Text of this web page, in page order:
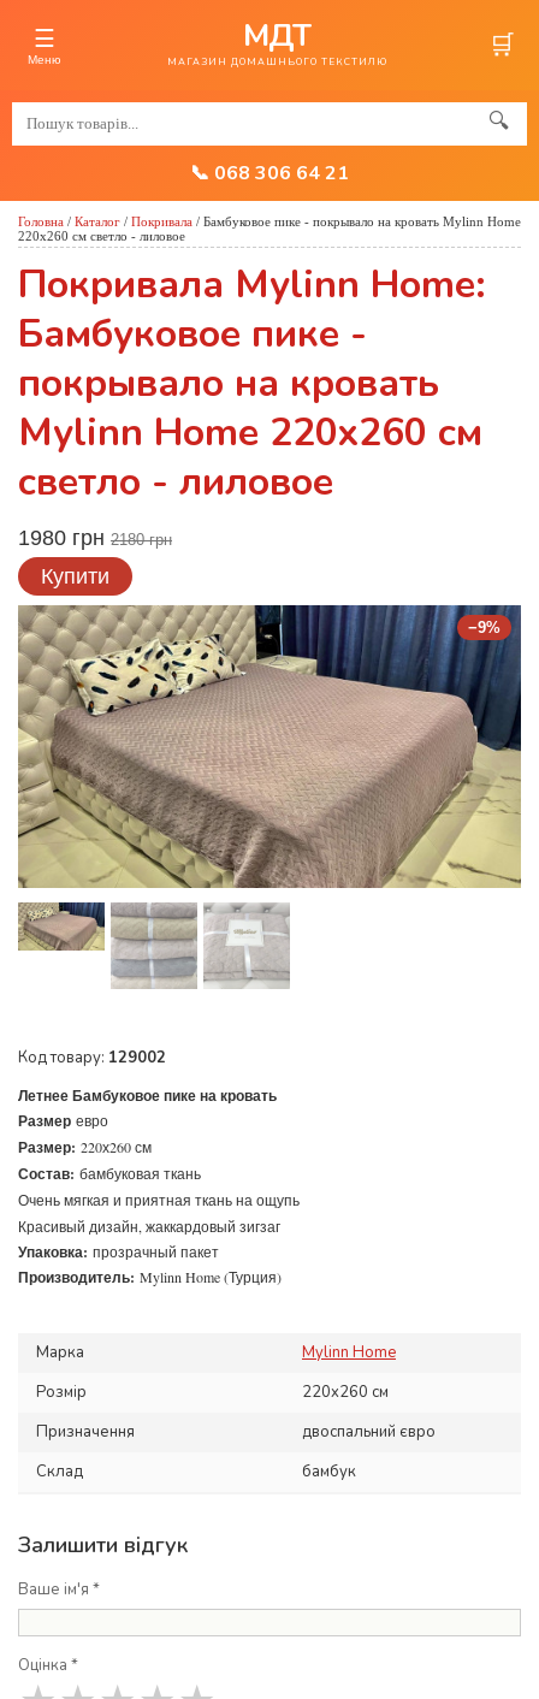
☰
Меню
МДТ
МАГАЗИН ДОМАШНЬОГО ТЕКСТИЛЮ 🛒
🔍
📞 068 306 64 21
Головна / Каталог / Покривала / Бамбуковое пике - покрывало на кровать Mylinn Home
220x260 см светло - лиловое
Покривала Mylinn Home:
Бамбуковое пике -
покрывало на кровать
Mylinn Home 220x260 см
светло - лиловое
1980 грн 2180 грн
Купити
−9%
Код товару: 129002
Летнее Бамбуковое пике на кровать
Размер евро
Размер: 220х260 см
Состав: бамбуковая ткань
Очень мягкая и приятная ткань на ощупь
Красивый дизайн, жаккардовый зигзаг
Упаковка: прозрачный пакет
Производитель: Mylinn Home (Турция)
Марка
Mylinn Home
Розмір
220x260 см
Призначення
двоспальний євро
Склад
бамбук
Залишити відгук
Ваше ім'я *
Оцінка *